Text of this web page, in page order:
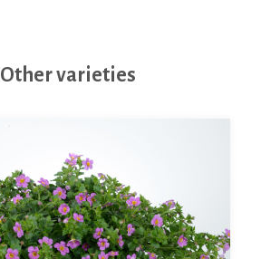
Other varieties